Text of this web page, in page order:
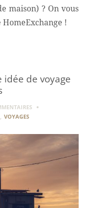
maison) ? On vous
!
idée de voyage
VOYAGES